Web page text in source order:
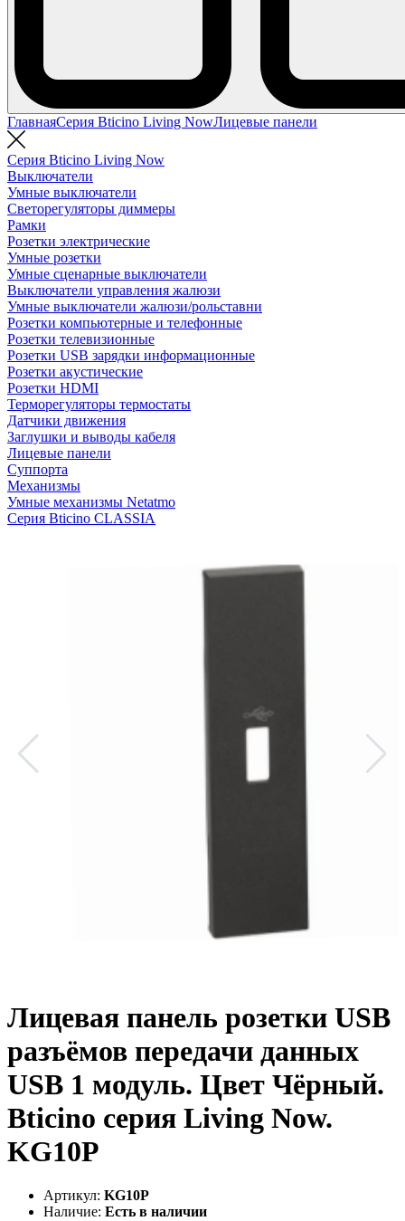
ГлавнаяСерия Bticino Living NowЛицевые панели
Серия Bticino Living Now
Выключатели
Умные выключатели
Светорегуляторы диммеры
Рамки
Розетки электрические
Умные розетки
Умные сценарные выключатели
Выключатели управления жалюзи
Умные выключатели жалюзи/рольставни
Розетки компьютерные и телефонные
Розетки телевизионные
Розетки USB зарядки информационные
Розетки акустические
Розетки HDMI
Терморегуляторы термостаты
Датчики движения
Заглушки и выводы кабеля
Лицевые панели
Суппорта
Механизмы
Умные механизмы Netatmo
Серия Bticino CLASSIA
Лицевая панель розетки USB
разъёмов передачи данных
USB 1 модуль. Цвет Чёрный.
Bticino серия Living Now.
KG10P
Артикул: KG10P
Наличие: Есть в наличии